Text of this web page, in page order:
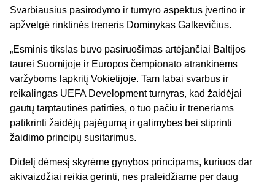
Svarbiausius pasirodymo ir turnyro aspektus įvertino ir
apžvelgė rinktinės treneris Dominykas Galkevičius.
„Esminis tikslas buvo pasiruošimas artėjančiai Baltijos
taurei Suomijoje ir Europos čempionato atrankinėms
varžyboms lapkritį Vokietijoje. Tam labai svarbus ir
reikalingas UEFA Development turnyras, kad žaidėjai
gautų tarptautinės patirties, o tuo pačiu ir treneriams
patikrinti žaidėjų pajėgumą ir galimybes bei stiprinti
žaidimo principų susitarimus.
Didelį dėmesį skyrėme gynybos principams, kuriuos dar
akivaizdžiai reikia gerinti, nes praleidžiame per daug